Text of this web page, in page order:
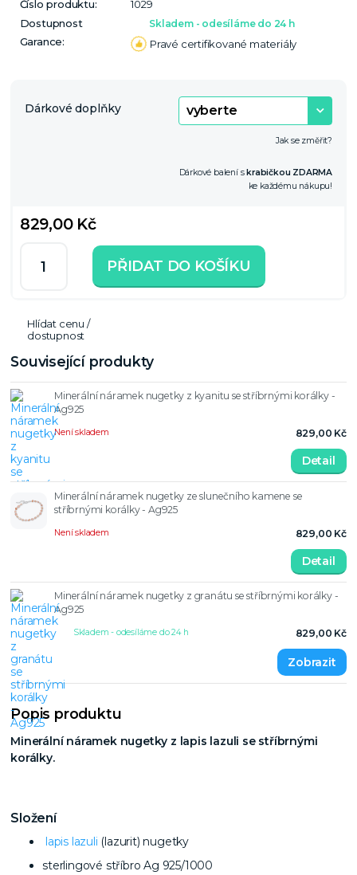
Číslo produktu:
1029
Dostupnost
Skladem - odesíláme do 24 h
Garance: Pravé certifikované materiály
Dárkové doplňky
Jak se změřit?
Dárkové balení s krabičkou ZDARMA
ke každému nákupu!
829,00 Kč
PŘIDAT DO KOŠÍKU
Hlídat cenu /
dostupnost
Související produkty
Minerální náramek nugetky z kyanitu se stříbrnými korálky -
Ag925
829,00 Kč
Není skladem
Detail
Minerální náramek nugetky ze slunečního kamene se
stříbrnými korálky - Ag925
829,00 Kč
Není skladem
Detail
Minerální náramek nugetky z granátu se stříbrnými korálky -
Ag925
829,00 Kč
Skladem - odesíláme do 24 h
Popis produktu
Minerální náramek nugetky z lapis lazuli se stříbrnými
korálky.
Složení
lapis lazuli (lazurit) nugetky
sterlingové stříbro Ag 925/1000